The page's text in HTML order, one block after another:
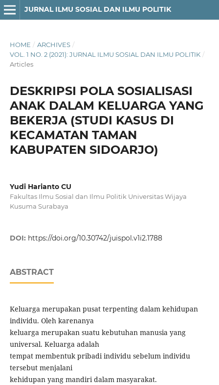
JURNAL ILMU SOSIAL DAN ILMU POLITIK
HOME / ARCHIVES /
VOL. 1 NO. 2 (2021): JURNAL ILMU SOSIAL DAN ILMU POLITIK /
Articles
DESKRIPSI POLA SOSIALISASI
ANAK DALAM KELUARGA YANG
BEKERJA (STUDI KASUS DI
KECAMATAN TAMAN
KABUPATEN SIDOARJO)
Yudi Harianto CU
Fakultas Ilmu Sosial dan Ilmu Politik Universitas Wijaya
Kusuma Surabaya
DOI: https://doi.org/10.30742/juispol.v1i2.1788
ABSTRACT
Keluarga merupakan pusat terpenting dalam kehidupan
individu. Oleh karenanya
keluarga merupakan suatu kebutuhan manusia yang
universal. Keluarga adalah
tempat membentuk pribadi individu sebelum individu
tersebut menjalani
kehidupan yang mandiri dalam masyarakat.